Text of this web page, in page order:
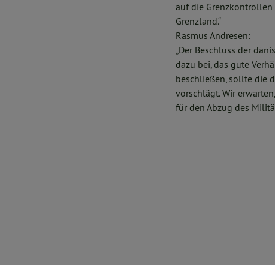
auf die Grenzkontrollen
Grenzland.“
Rasmus Andresen:
„Der Beschluss der
dazu bei, das gute
beschließen, sollte die
vorschlägt. Wir
für den Abzug des